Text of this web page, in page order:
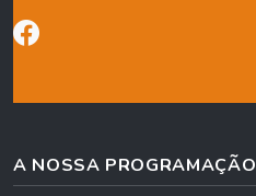
A NOSSA PROGRAMAÇÃO